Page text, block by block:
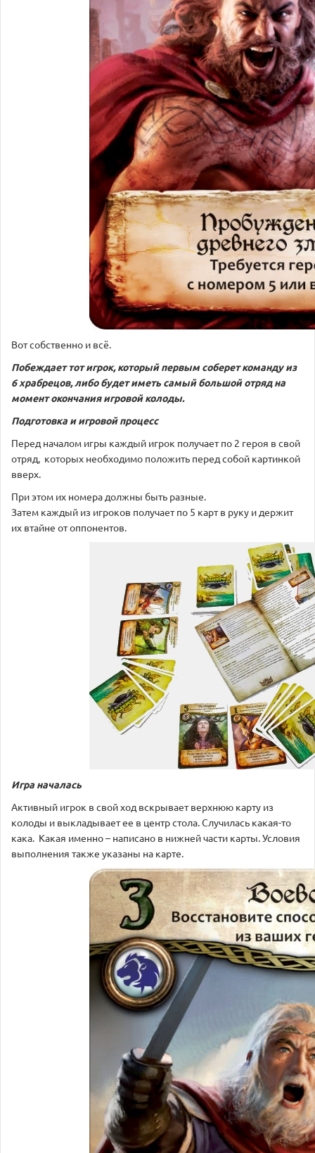
Вот собственно и всё.
Побеждает тот игрок, который первым соберет команду из
6 храбрецов, либо будет иметь самый большой отряд на
момент окончания игровой колоды.
Подготовка и игровой процесс
Перед началом игры каждый игрок получает по 2 героя в свой
отряд, которых необходимо положить перед собой картинкой
вверх.
При этом их номера должны быть разные.
Затем каждый из игроков получает по 5 карт в руку и держит
их втайне от оппонентов.
Игра началась
Активный игрок в свой ход вскрывает верхнюю карту из
колоды и выкладывает ее в центр стола. Случилась какая-то
кака. Какая именно – написано в нижней части карты. Условия
выполнения также указаны на карте.